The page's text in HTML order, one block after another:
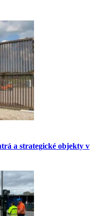
a strategické objekty v